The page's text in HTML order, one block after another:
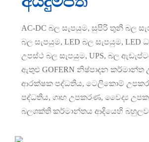
AC-DC බල සැපයුම, සුපිරි තුනී බල
බල සැපයුම, LED බල සැපයුම, LED
උපස්ථ බල සැපයුම, UPS, බල
ඇතුළු GOFERN නිෂ්පාදන
ආරක්ෂක පද්ධතිය, ටෙලිකොම්
පද්ධතිය, ගෘහ උපකරණ, වෛද්‍ය
බලශක්ති කර්මාන්තය ආදියෙහි බහුලව